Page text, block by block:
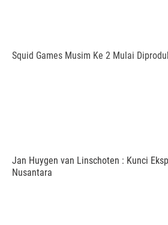
Squid Games Musim Ke 2 Mulai
Jan Huygen van Linschoten : Kunci
Nusantara